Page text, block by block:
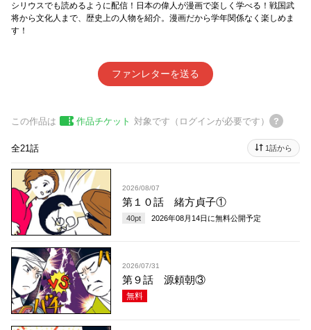
シリウスでも読めるように配信！日本の偉人が漫画で楽しく学べる！戦国武
将から文化人まで、歴史上の人物を紹介。漫画だから学年関係なく楽しめま
す！
ファンレターを送る
この作品は 作品チケット 対象です（ログインが必要です）
全21話 1話から
2026/08/07
第１０話 緒方貞子①
40pt 2026年08月14日 に無料公開予定
2026/07/31
第９話 源頼朝③
無料